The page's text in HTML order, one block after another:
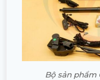
Bộ sản phẩm